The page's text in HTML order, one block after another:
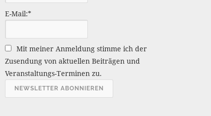
e
r
c
h
i
E-Mail:*
Mit meiner Anmeldung stimme ich der
Zusendung von aktuellen Beiträgen und
Veranstaltungs-Terminen zu.